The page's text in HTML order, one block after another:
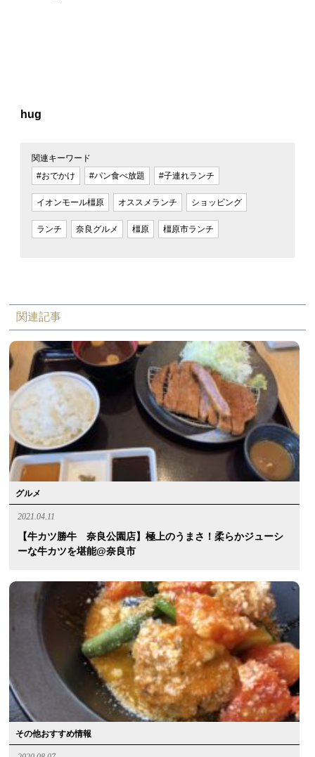
hug
関連キーワード
#おでかけ
#パン食べ放題 #子連れランチ
イオンモール橿原 オススメランチ ショッピング
ランチ 奈良グルメ 橿原 橿原市ランチ
関連記事
グルメ
2021.04.11
【牛カツ勝牛 奈良公園店】極上のうまさ！柔らかジューシ
ーな牛カツを堪能@奈良市
その他おすすめ情報